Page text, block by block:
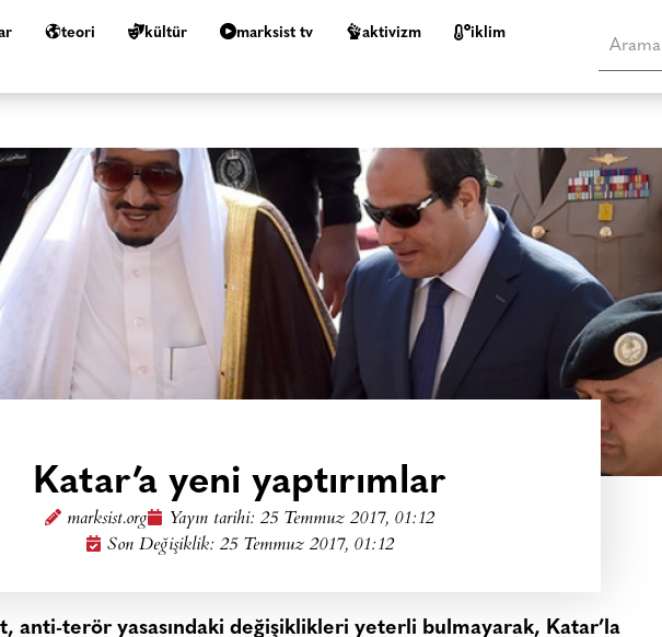
teori kültür marksist tv aktivizm i̇klim
Katar’a yeni yaptırımlar
marksist.org Yayın tarihi: 25 Temmuz 2017, 01:12
Son Değişiklik: 25 Temmuz 2017, 01:12
anti-terör yasasındaki değişiklikleri yeterli bulmayarak, Katar’la